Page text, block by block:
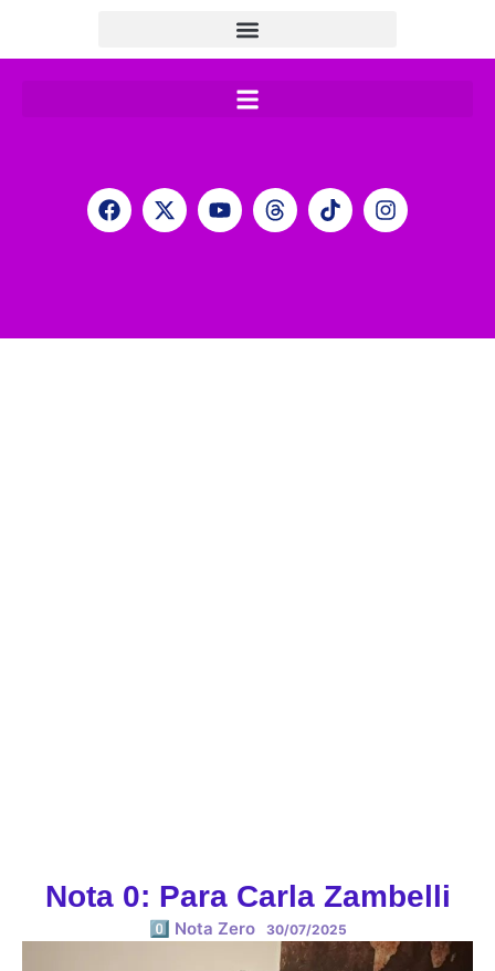
Nota 0: Para Carla Zambelli
0️⃣ Nota Zero 30/07/2025